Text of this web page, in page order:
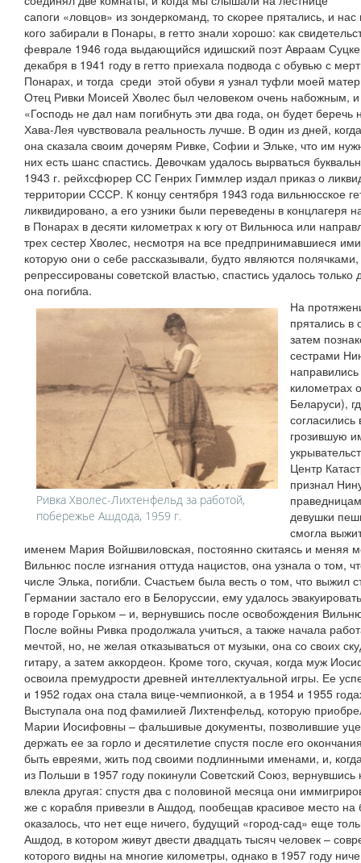
сапоги «ловцов» из зондеркоманд, то скорее прятались, и
кого забирали в Понары, в гетто знали хорошо: как
феврале 1946 года выдающийся идишский поэт Авраам
декабря в 1941 году в гетто приехала подвода с обувью с
Понарах, и тогда среди этой обуви я узнал туфли моей
Отец Ривки Моисей Хволес был человеком очень набожным, и
«Господь не дал нам погибнуть эти два года, он будет
Хава-Лея чувствовала реальность лучше. В один из дней,
она сказала своим дочерям Ривке, Софии и Эльке, что им
них есть шанс спастись. Девочкам удалось вырваться
1943 г. рейхсфюрер СС Генрих Гиммлер издал приказ о
территории СССР. К концу сентября 1943 года вильнюсское
ликвидировано, а его узники были переведены в концлагеря
в Понарах в десяти километрах к югу от Вильнюса или
трех сестер Хволес, несмотря на все предпринимавшиеся
которую они о себе рассказывали, будто являются
репрессированы советской властью, спастись удалось
она погибла.
Ривка Хволес-Лихтенфельд за работой,
побережье Ашдода, 1959 г.
На
прятались в
затем
сестрами
километрах
Беларуси),
согласились
грозившую
Центр
признал
девушки
смогла
именем Мария Войшвиловская, постоянно скитаясь и меняя
Вильнюс после изгнания оттуда нацистов, она узнала о том,
числе Элька, погибли. Счастьем была весть о том, что выжил
Германии застало его в Белоруссии, ему удалось
в городе Горьком – и, вернувшись после освобождения
После войны Ривка продолжала учиться, а также начала
мечтой, но, не желая отказываться от музыки, она со своих
гитару, а затем аккордеон. Кроме того, скучая, когда муж
освоила премудрости древней интеллектуальной игры. Ее
и 1952 годах она стала вице-чемпионкой, а в 1954 и 1955
Выступала она под фамилией Лихтенфельд, которую
Марии Иосифовны – фальшивые документы, позволившие
держать ее за горло и десятилетие спустя после его
быть евреями, жить под своими подлинными именами, и,
из Польши в 1957 году покинули Советский Союз,
влекла другая: спустя два с половиной месяца они
же с корабля привезли в Ашдод, пообещав красивое место
оказалось, что нет еще ничего, будущий «город-сад» еще
Ашдод, в котором живут двести двадцать тысяч человек –
которого видны на многие километры, однако в 1957 году